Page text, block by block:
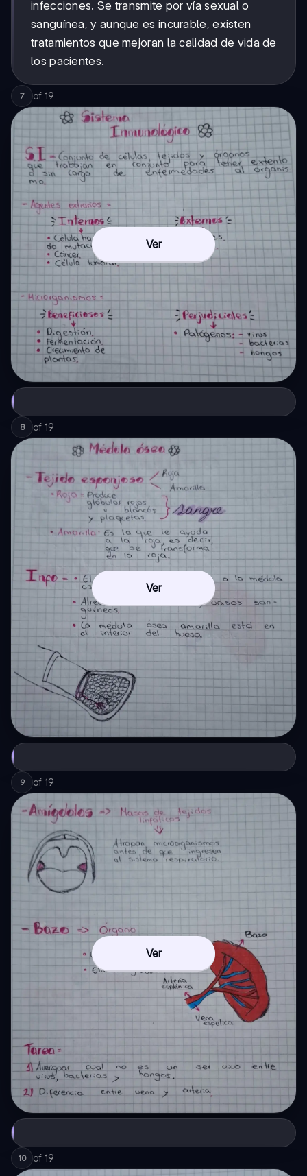
infecciones. Se transmite por vía sexual o
sanguínea, y aunque es incurable, existen
tratamientos que mejoran la calidad de vida de
los pacientes.
7 of 19
Ver
8 of 19
Ver
9 of 19
Ver
10 of 19